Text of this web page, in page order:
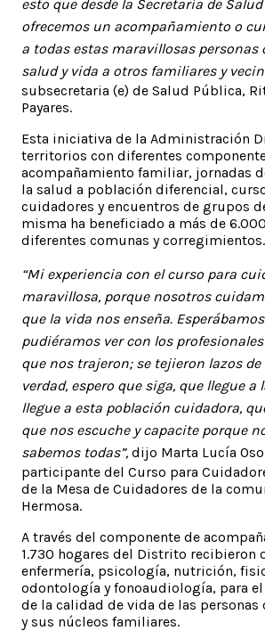
esto que desde la Secretaría de
ofrecemos un acompañamiento o
a todas estas maravillosas personas
salud y vida a otros familiares y
subsecretaria (e) de Salud Pública,
Payares.
Esta iniciativa de la Administración
territorios con diferentes
acompañamiento familiar, jornadas
la salud a población diferencial,
cuidadores y encuentros de grupos
misma ha beneficiado a más de
diferentes comunas y corregimientos.
“Mi experiencia con el curso para
maravillosa, porque nosotros
que la vida nos enseña.
pudiéramos ver con los
que nos trajeron; se tejieron lazos de
verdad, espero que siga, que llegue a
llegue a esta población cuidadora,
que nos escuche y capacite porque
sabemos todas”, dijo Marta Lucía
participante del Curso para
de la Mesa de Cuidadores de la
Hermosa.
A través del componente de
1.730 hogares del Distrito recibieron
enfermería, psicología, nutrición,
odontología y fonoaudiología, para
de la calidad de vida de las personas
y sus núcleos familiares.